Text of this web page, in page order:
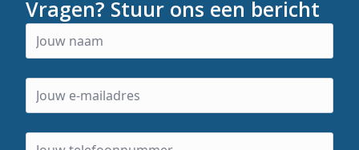
Vragen? Stuur ons een bericht